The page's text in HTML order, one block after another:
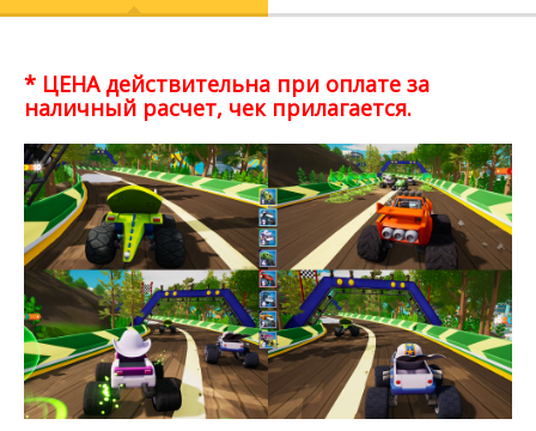
* ЦЕНА действительна при оплате за
наличный расчет, чек прилагается.